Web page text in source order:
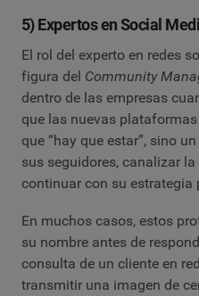
5) Expertos en Social
El rol del experto en redes
figura del Community
dentro de las empresas
que las nuevas
que “hay que estar”, sino
sus seguidores, canalizar
continuar con su estrategia
En muchos casos, estos
su nombre antes de
consulta de un cliente en
transmitir una imagen de